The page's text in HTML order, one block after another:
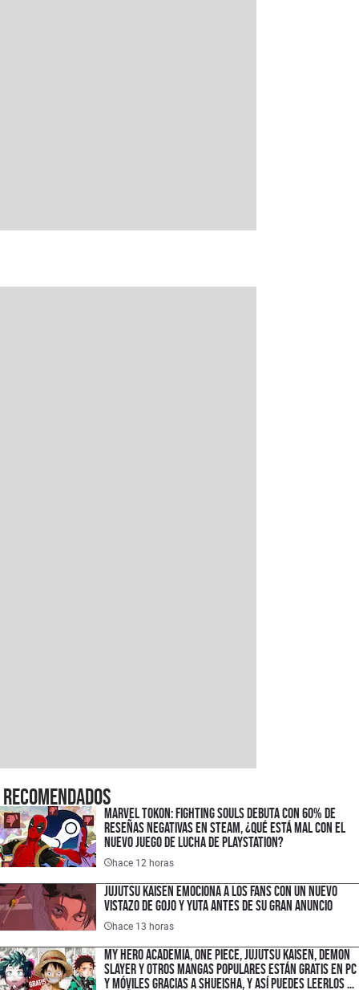
Recomendados
Marvel Tokon: Fighting Souls debuta con 60% de
reseñas negativas en Steam, ¿qué está mal con el
nuevo juego de lucha de PlayStation?
hace 12 horas
Jujutsu Kaisen emociona a los fans con un nuevo
vistazo de Gojo y Yuta antes de su gran anuncio
hace 13 horas
My Hero Academia, One Piece, Jujutsu Kaisen, Demon
Slayer y otros mangas populares están gratis en PC
y móviles gracias a Shueisha, y así puedes leerlos en